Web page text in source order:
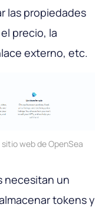
las propiedades
precio, la
externo, etc.
web de OpenSea
necesitan un
tokens y